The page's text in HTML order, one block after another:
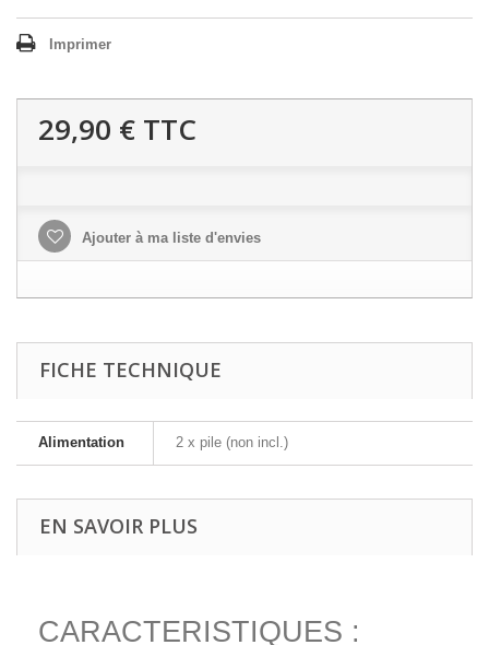
Imprimer
29,90 € TTC
Ajouter à ma liste d'envies
FICHE TECHNIQUE
Alimentation 2 x pile (non incl.)
EN SAVOIR PLUS
CARACTERISTIQUES :